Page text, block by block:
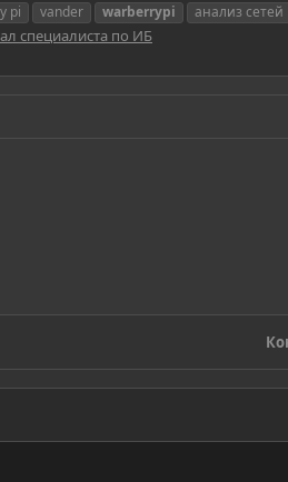
pi vander warberrypi анализ сетей
специалиста по ИБ